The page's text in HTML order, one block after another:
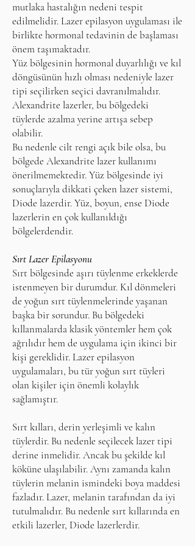
mutlaka hastalığın nedeni tespit
edilmelidir. Lazer epilasyon uygulaması ile
birlikte hormonal tedavinin de başlaması
önem taşımaktadır.
Yüz bölgesinin hormonal duyarlılığı ve kıl
döngüsünün hızlı olması nedeniyle lazer
tipi seçilirken seçici davranılmalıdır.
Alexandrite lazerler, bu bölgedeki
tüylerde azalma yerine artışa sebep
olabilir.
Bu nedenle cilt rengi açık bile olsa, bu
bölgede Alexandrite lazer kullanımı
önerilmemektedir. Yüz bölgesinde iyi
sonuçlarıyla dikkati çeken lazer sistemi,
Diode lazerdir. Yüz, boyun, ense Diode
lazerlerin en çok kullanıldığı
bölgelerdendir.
Sırt Lazer Epilasyonu
Sırt bölgesinde aşırı tüylenme erkeklerde
istenmeyen bir durumdur. Kıl dönmeleri
de yoğun sırt tüylenmelerinde yaşanan
başka bir sorundur. Bu bölgedeki
kıllanmalarda klasik yöntemler hem çok
ağrılıdır hem de uygulama için ikinci bir
kişi gereklidir. Lazer epilasyon
uygulamaları, bu tür yoğun sırt tüyleri
olan kişiler için önemli kolaylık
sağlamıştır.
Sırt kılları, derin yerleşimli ve kalın
tüylerdir. Bu nedenle seçilecek lazer tipi
derine inmelidir. Ancak bu şekilde kıl
köküne ulaşılabilir. Aynı zamanda kalın
tüylerin melanin ismindeki boya maddesi
fazladır. Lazer, melanin tarafından da iyi
tutulmalıdır. Bu nedenle sırt kıllarında en
etkili lazerler, Diode lazerlerdir.